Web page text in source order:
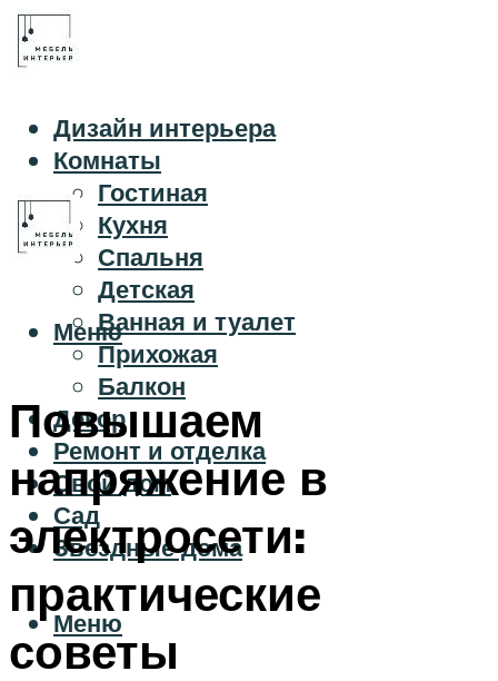
Дизайн интерьера
Комнаты
Гостиная
Кухня
Спальня
Детская
Ванная и туалет
Прихожая
Балкон
Декор
Ремонт и отделка
Свой дом
Сад
Звездные дома
Меню
Меню
Повышаем
напряжение в
электросети:
практические
советы